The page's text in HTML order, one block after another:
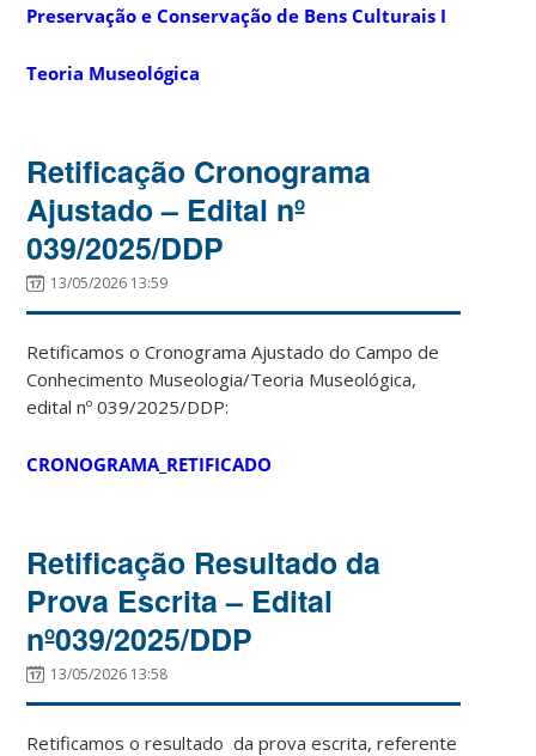
Preservação e Conservação de Bens Culturais I
Teoria Museológica
Retificação Cronograma
Ajustado – Edital nº
039/2025/DDP
13/05/2026 13:59
Retificamos o Cronograma Ajustado do Campo de
Conhecimento Museologia/Teoria Museológica,
edital nº 039/2025/DDP:
CRONOGRAMA_RETIFICADO
Retificação Resultado da
Prova Escrita – Edital
nº039/2025/DDP
13/05/2026 13:58
Retificamos o resultado da prova escrita, referente